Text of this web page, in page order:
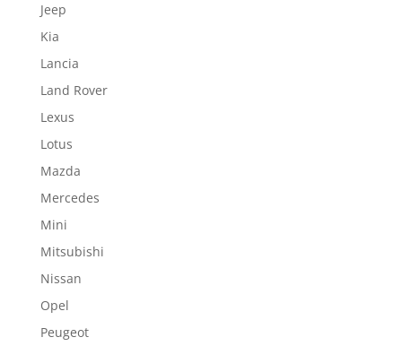
Jeep
Kia
Lancia
Land Rover
Lexus
Lotus
Mazda
Mercedes
Mini
Mitsubishi
Nissan
Opel
Peugeot